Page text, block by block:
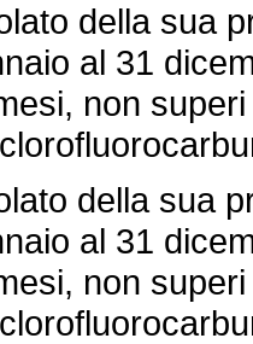
della sua
al 31
non
della sua
al 31
non